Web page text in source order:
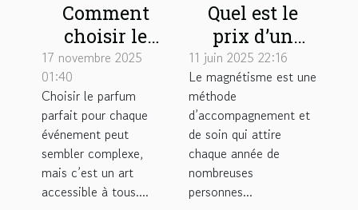
Comment
choisir le
parfum idéal
pour chaque
occasion ?
17 novembre 2025
01:40
Choisir le parfum
parfait pour chaque
événement peut
sembler complexe,
mais c’est un art
accessible à tous....
Quel est le
prix d’un
magnétiseur ?
11 juin 2025 22:16
Le magnétisme est une
méthode
d’accompagnement et
de soin qui attire
chaque année de
nombreuses
personnes...